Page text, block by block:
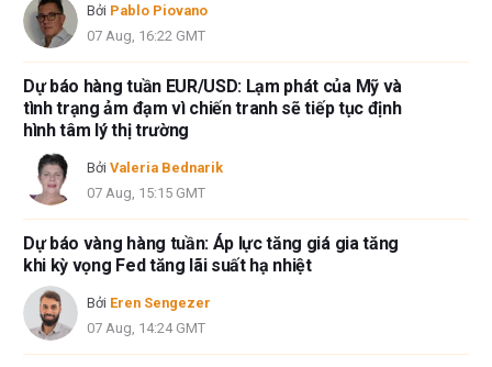
Bởi Pablo Piovano
07 Aug, 16:22 GMT
Dự báo hàng tuần EUR/USD: Lạm phát của Mỹ và
tình trạng ảm đạm vì chiến tranh sẽ tiếp tục định
hình tâm lý thị trường
Bởi Valeria Bednarik
07 Aug, 15:15 GMT
Dự báo vàng hàng tuần: Áp lực tăng giá gia tăng
khi kỳ vọng Fed tăng lãi suất hạ nhiệt
Bởi Eren Sengezer
07 Aug, 14:24 GMT